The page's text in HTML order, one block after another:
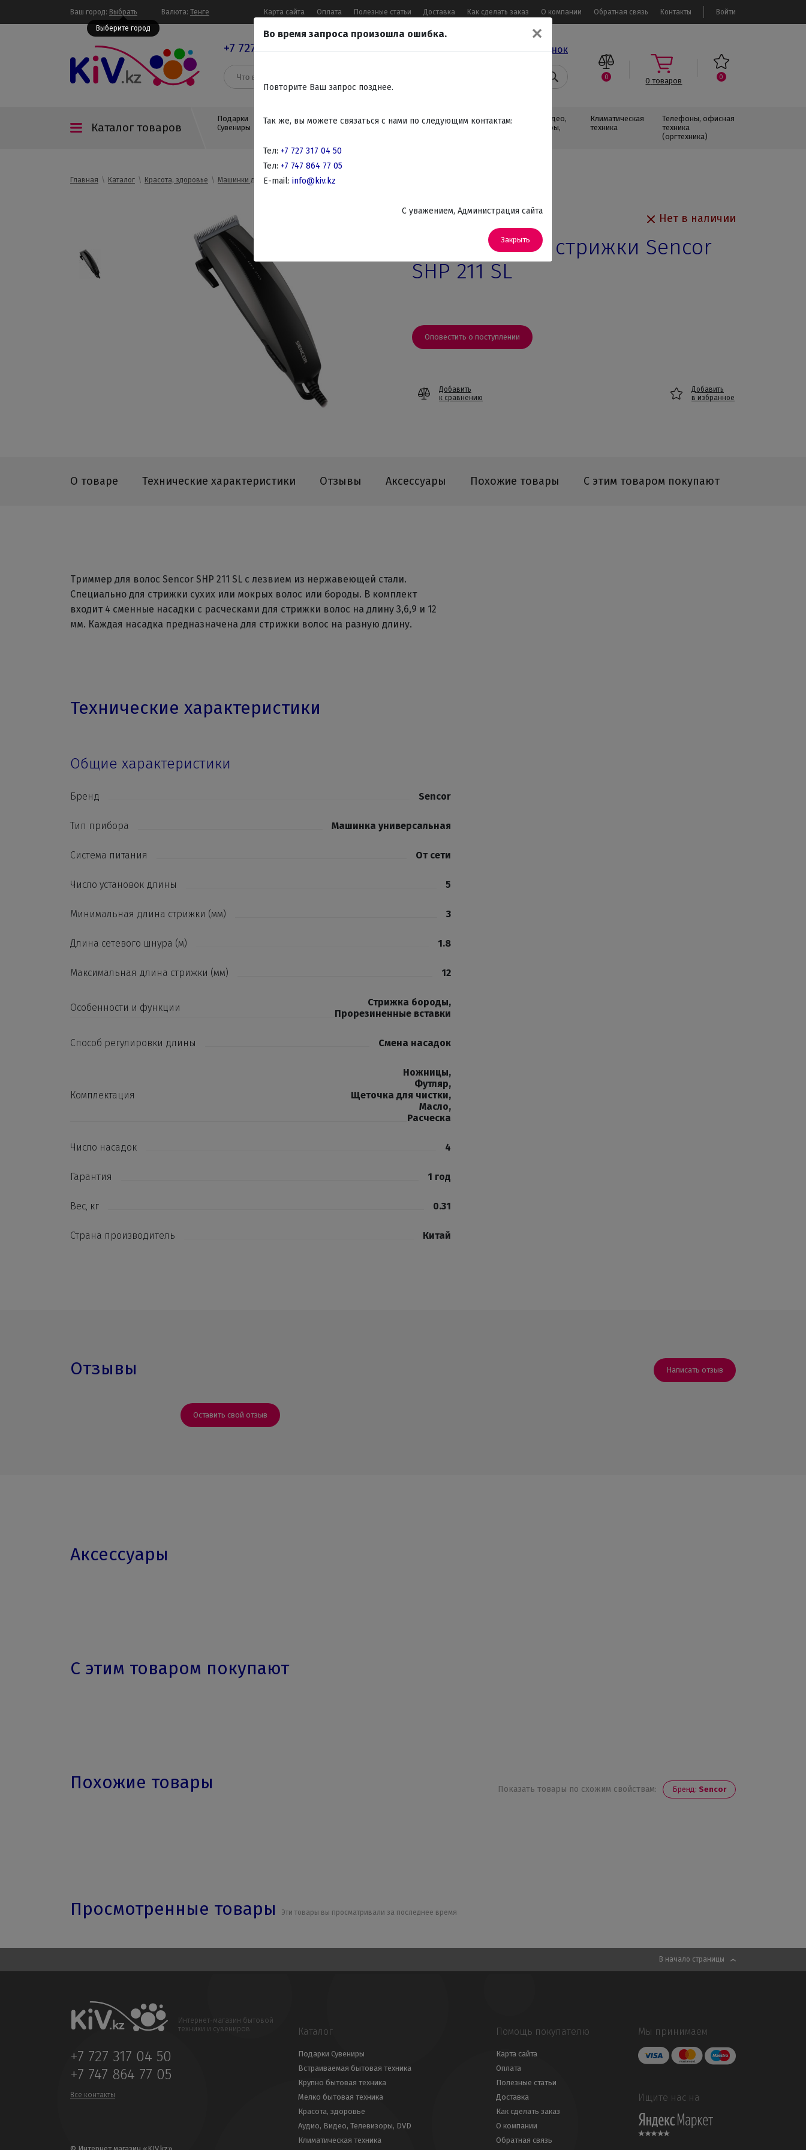
Ваш город: Выбрать Валюта: Тенге Войти
Карта сайта Оплата Полезные статьи Доставка Как сделать заказ О компании Обратная связь Контакты
+7 727 317 04 50 Заказать звонок
0 0 товаров 0
Каталог товаров
Подарки
Сувениры
Встраиваемая
бытовая
Крупно
Мелко
Красота,
Аудио, Видео,
Телевизоры,
Климатическая
техника
Телефоны, офисная
техника
(оргтехника)
Главная Каталог Красота, здоровье Машинки для стрижки и Триммеры
Артикул: SHP 211 SL Нет в наличии
Машинка для стрижки Sencor
SHP 211 SL
Оповестить о поступлении
Добавить
к сравнению
Добавить
в избранное
О товаре Технические характеристики Отзывы Аксессуары Похожие товары С этим товаром покупают
Триммер для волос Sencor SHP 211 SL с лезвием из нержавеющей стали.
Специально для стрижки сухих или мокрых волос или бороды. В комплект
входит 4 сменные насадки с расческами для стрижки волос на длину 3,6,9 и 12
мм. Каждая насадка предназначена для стрижки волос на разную длину.
Технические характеристики
Общие характеристики
Бренд Sencor
Тип прибора Машинка универсальная
Система питания От сети
Число установок длины 5
Минимальная длина стрижки (мм) 3
Длина сетевого шнура (м) 1.8
Максимальная длина стрижки (мм) 12
Особенности и функции Стрижка бороды,
Прорезиненные вставки
Способ регулировки длины Смена насадок
Комплектация
Ножницы,
Футляр,
Щеточка для чистки,
Масло,
Расческа
Число насадок 4
Гарантия 1 год
Вес, кг 0.31
Страна производитель Китай
Отзывы Написать отзыв
Оставить свой отзыв
Аксессуары
С этим товаром покупают
Похожие товары Показать товары по схожим свойствам: Бренд: Sencor
Просмотренные товары Эти товары вы просматривали за последнее время
В начало страницы
Интернет-магазин бытовой
техники и сувениров
+7 727 317 04 50
+7 747 864 77 05
Все контакты
Каталог
Подарки Сувениры
Встраиваемая бытовая техника
Крупно бытовая техника
Мелко бытовая техника
Красота, здоровье
Аудио, Видео, Телевизоры, DVD
Климатическая техника
Помощь покупателю
Карта сайта
Оплата
Полезные статьи
Доставка
Как сделать заказ
О компании
Обратная связь
Мы принимаем
Ищите нас на
✕
Во время запроса произошла ошибка.
Повторите Ваш запрос позднее.
Так же, вы можете связаться с нами по следующим контактам:
Тел: +7 727 317 04 50
Тел: +7 747 864 77 05
E-mail: info@kiv.kz
C уважением, Администрация сайта
Закрыть
Выберите город